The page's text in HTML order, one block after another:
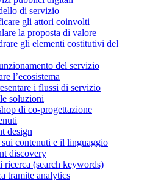
di servizio
gli attori coinvolti
la proposta di valore
gli elementi costitutivi del
del servizio
l’ecosistema
i flussi di servizio
soluzioni
di co-progettazione
design
contenuti e il linguaggio
discovery
ricerca (search keywords)
tramite analytics